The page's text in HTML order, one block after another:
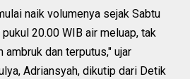
naik volumenya sejak Sabtu
20.00 WIB air meluap, tak
ambruk dan terputus," ujar
Adriansyah, dikutip dari Detik